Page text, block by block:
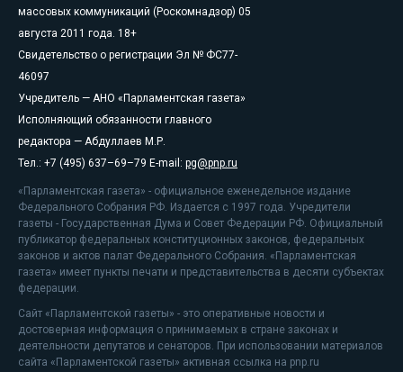
массовых коммуникаций (Роскомнадзор) 05
августа 2011 года. 18+
Свидетельство о регистрации Эл № ФС77-
46097
Учредитель — АНО «Парламентская газета»
Исполняющий обязанности главного
редактора — Абдуллаев М.Р.
Тел.: +7 (495) 637–69–79 E-mail: pg@pnp.ru
«Парламентская газета» - официальное еженедельное издание
Федерального Собрания РФ. Издается с 1997 года. Учредители
газеты - Государственная Дума и Совет Федерации РФ. Официальный
публикатор федеральных конституционных законов, федеральных
законов и актов палат Федерального Собрания. «Парламентская
газета» имеет пункты печати и представительства в десяти субъектах
федерации.
Сайт «Парламентской газеты» - это оперативные новости и
достоверная информация о принимаемых в стране законах и
деятельности депутатов и сенаторов. При использовании материалов
сайта «Парламентской газеты» активная ссылка на pnp.ru